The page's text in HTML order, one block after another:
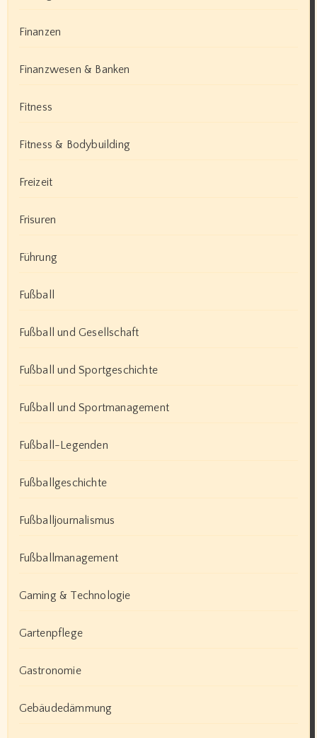
Finanzen
Finanzwesen & Banken
Fitness
Fitness & Bodybuilding
Freizeit
Frisuren
Führung
Fußball
Fußball und Gesellschaft
Fußball und Sportgeschichte
Fußball und Sportmanagement
Fußball-Legenden
Fußballgeschichte
Fußballjournalismus
Fußballmanagement
Gaming & Technologie
Gartenpflege
Gastronomie
Gebäudedämmung